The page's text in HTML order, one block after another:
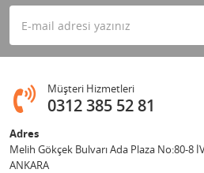
Müşteri Hizmetleri
0312 385 52 81
Adres
Melih Gökçek Bulvarı Ada Plaza No:80-8
ANKARA